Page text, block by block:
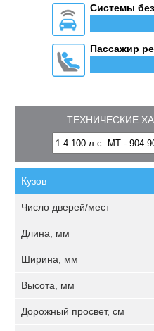
Системы
Пассажир
ТЕХНИЧЕСКИЕ
Кузов
Число дверей/мест
Длина, мм
Ширина, мм
Высота, мм
Дорожный просвет, см